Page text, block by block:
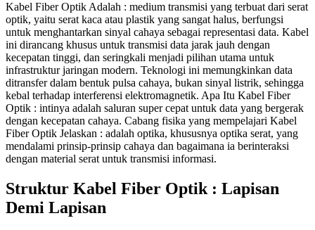
Kabel Fiber Optik Adalah : medium transmisi yang terbuat dari serat
optik, yaitu serat kaca atau plastik yang sangat halus, berfungsi
untuk menghantarkan sinyal cahaya sebagai representasi data. Kabel
ini dirancang khusus untuk transmisi data jarak jauh dengan
kecepatan tinggi, dan seringkali menjadi pilihan utama untuk
infrastruktur jaringan modern. Teknologi ini memungkinkan data
ditransfer dalam bentuk pulsa cahaya, bukan sinyal listrik, sehingga
kebal terhadap interferensi elektromagnetik. Apa Itu Kabel Fiber
Optik : intinya adalah saluran super cepat untuk data yang bergerak
dengan kecepatan cahaya. Cabang fisika yang mempelajari Kabel
Fiber Optik Jelaskan : adalah optika, khususnya optika serat, yang
mendalami prinsip-prinsip cahaya dan bagaimana ia berinteraksi
dengan material serat untuk transmisi informasi.
Struktur Kabel Fiber Optik : Lapisan
Demi Lapisan